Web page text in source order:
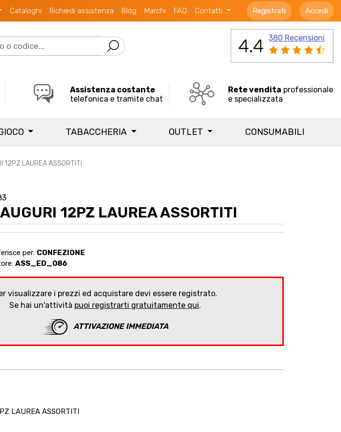
Cataloghi Richiedi assistenza Blog Marchi FAQ Contatti Registrati Accedi
4.4 380 Recensioni
Assistenza costante
telefonica e tramite chat
Rete vendita professionale
e specializzata
TABACCHERIA OUTLET CONSUMABILI
12PZ LAUREA ASSORTITI
12PZ LAUREA ASSORTITI
per: CONFEZIONE
ASS_ED_086
visualizzare i prezzi ed acquistare devi essere registrato.
Se hai un'attività puoi registrarti gratuitamente qui.
ATTIVAZIONE IMMEDIATA
LAUREA ASSORTITI